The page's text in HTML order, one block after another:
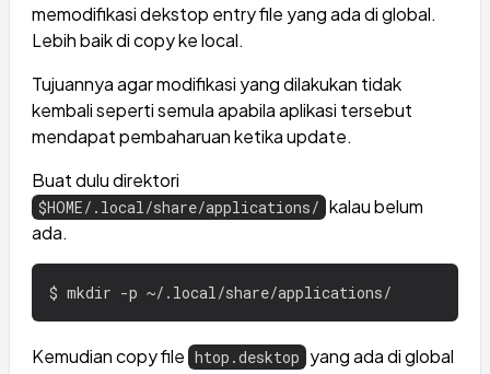
memodifikasi dekstop entry file yang ada di global.
Lebih baik di copy ke local.
Tujuannya agar modifikasi yang dilakukan tidak
kembali seperti semula apabila aplikasi tersebut
mendapat pembaharuan ketika update.
Buat dulu direktori
$HOME/.local/share/applications/ kalau belum
ada.
Kemudian copy file htop.desktop yang ada di global